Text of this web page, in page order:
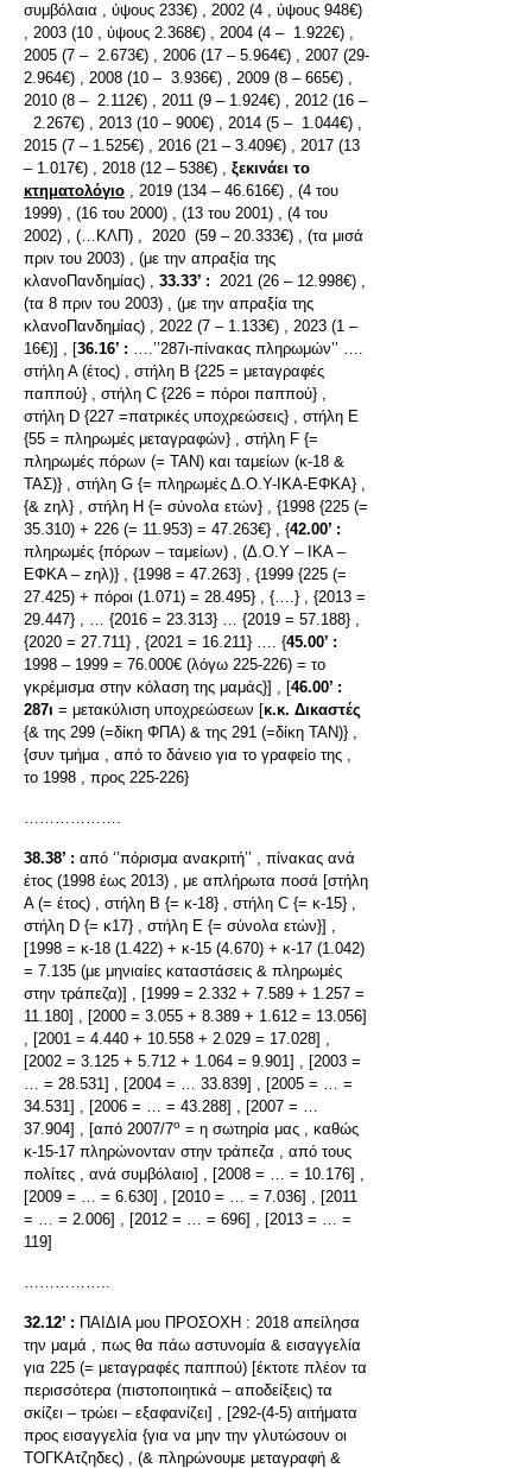
συμβόλαια , ύψους 233€) , 2002 (4 , ύψους 948€)
, 2003 (10 , ύψους 2.368€) , 2004 (4 – 1.922€) ,
2005 (7 – 2.673€) , 2006 (17 – 5.964€) , 2007 (29-
2.964€) , 2008 (10 – 3.936€) , 2009 (8 – 665€) ,
2010 (8 – 2.112€) , 2011 (9 – 1.924€) , 2012 (16 –
2.267€) , 2013 (10 – 900€) , 2014 (5 – 1.044€) ,
2015 (7 – 1.525€) , 2016 (21 – 3.409€) , 2017 (13
– 1.017€) , 2018 (12 – 538€) , ξεκινάει το
κτηματολόγιο , 2019 (134 – 46.616€) , (4 του
1999) , (16 του 2000) , (13 του 2001) , (4 του
2002) , (…ΚΛΠ) , 2020 (59 – 20.333€) , (τα μισά
πριν του 2003) , (με την απραξία της
κλανοΠανδημίας) , 33.33’ : 2021 (26 – 12.998€) ,
(τα 8 πριν του 2003) , (με την απραξία της
κλανοΠανδημίας) , 2022 (7 – 1.133€) , 2023 (1 –
16€)] , [36.16’ : ….’’287ι-πίνακας πληρωμών’’ ….
στήλη Α (έτος) , στήλη Β {225 = μεταγραφές
παππού} , στήλη C {226 = πόροι παππού} ,
στήλη D {227 =πατρικές υποχρεώσεις} , στήλη Ε
{55 = πληρωμές μεταγραφών} , στήλη F {=
πληρωμές πόρων (= ΤΑΝ) και ταμείων (κ-18 &
ΤΑΣ)} , στήλη G {= πληρωμές Δ.Ο.Υ-ΙΚΑ-ΕΦΚΑ} ,
{& zηλ} , στήλη Η {= σύνολα ετών} , {1998 {225 (=
35.310) + 226 (= 11.953) = 47.263€} , {42.00’ :
πληρωμές {πόρων – ταμείων) , (Δ.Ο.Υ – ΙΚΑ –
ΕΦΚΑ – zηλ)} , {1998 = 47.263} , {1999 {225 (=
27.425) + πόροι (1.071) = 28.495} , {….} , {2013 =
29.447} , … {2016 = 23.313} … {2019 = 57.188} ,
{2020 = 27.711} , {2021 = 16.211} …. {45.00’ :
1998 – 1999 = 76.000€ (λόγω 225-226) = το
γκρέμισμα στην κόλαση της μαμάς}] , [46.00’ :
287ι = μετακύλιση υποχρεώσεων [κ.κ. Δικαστές
{& της 299 (=δίκη ΦΠΑ) & της 291 (=δίκη ΤΑΝ)} ,
{συν τμήμα , από το δάνειο για το γραφείο της ,
το 1998 , προς 225-226}
……………….
38.38’ : από ‘’πόρισμα ανακριτή’’ , πίνακας ανά
έτος (1998 έως 2013) , με απλήρωτα ποσά [στήλη
Α (= έτος) , στήλη Β {= κ-18} , στήλη C {= κ-15} ,
στήλη D {= κ17} , στήλη Ε {= σύνολα ετών}] ,
[1998 = κ-18 (1.422) + κ-15 (4.670) + κ-17 (1.042)
= 7.135 (με μηνιαίες καταστάσεις & πληρωμές
στην τράπεζα)] , [1999 = 2.332 + 7.589 + 1.257 =
11.180] , [2000 = 3.055 + 8.389 + 1.612 = 13.056]
, [2001 = 4.440 + 10.558 + 2.029 = 17.028] ,
[2002 = 3.125 + 5.712 + 1.064 = 9.901] , [2003 =
… = 28.531] , [2004 = … 33.839] , [2005 = … =
34.531] , [2006 = … = 43.288] , [2007 = …
37.904] , [από 2007/7ο = η σωτηρία μας , καθώς
κ-15-17 πληρώνονταν στην τράπεζα , από τους
πολίτες , ανά συμβόλαιο] , [2008 = … = 10.176] ,
[2009 = … = 6.630] , [2010 = … = 7.036] , [2011
= … = 2.006] , [2012 = … = 696] , [2013 = … =
119]
……………..
32.12’ : ΠΑΙΔΙΑ μου ΠΡΟΣΟΧΗ : 2018 απείλησα
την μαμά , πως θα πάω αστυνομία & εισαγγελία
για 225 (= μεταγραφές παππού) [έκτοτε πλέον τα
περισσότερα (πιστοποιητικά – αποδείξεις) τα
σκίζει – τρώει – εξαφανίζει] , [292-(4-5) αιτήματα
προς εισαγγελία {για να μην την γλυτώσουν οι
ΤΟΓΚΑτζηδες) , (& πληρώνουμε μεταγραφή &